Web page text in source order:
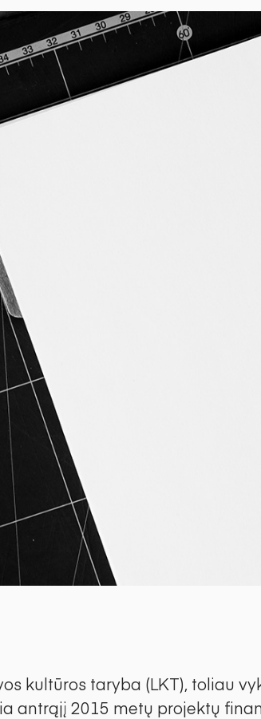
kultūros taryba (LKT), toliau
antrąjį 2015 metų projektų